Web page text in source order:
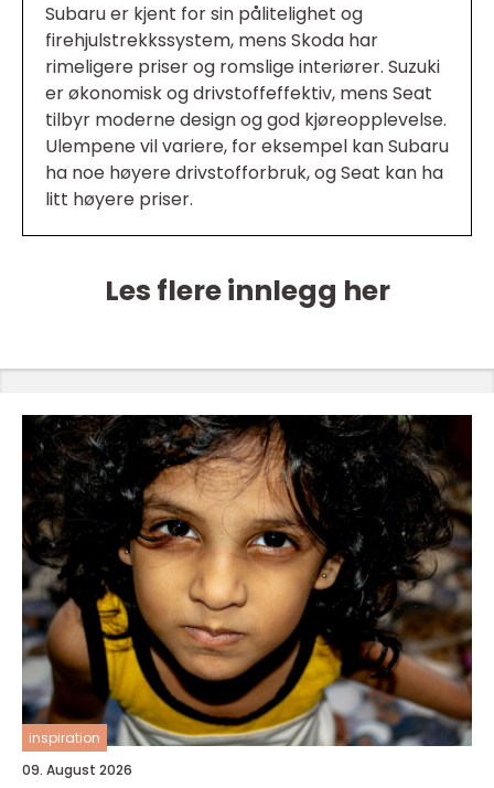
Subaru er kjent for sin pålitelighet og
firehjulstrekkssystem, mens Skoda har
rimeligere priser og romslige interiører. Suzuki
er økonomisk og drivstoffeffektiv, mens Seat
tilbyr moderne design og god kjøreopplevelse.
Ulempene vil variere, for eksempel kan Subaru
ha noe høyere drivstofforbruk, og Seat kan ha
litt høyere priser.
Les flere innlegg her
inspiration
09. August 2026